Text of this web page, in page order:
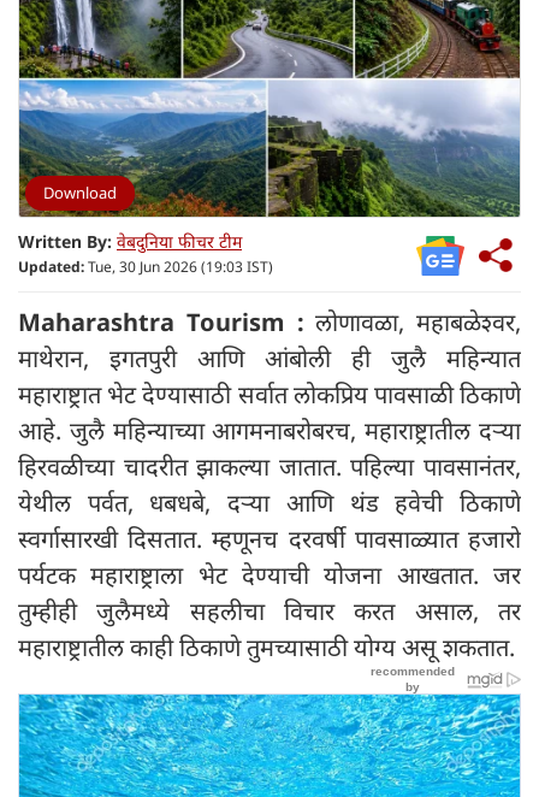
Download
Written By: वेबदुनिया फीचर टीम
Updated:Tue, 30 Jun 2026 (19:03 IST)
Maharashtra Tourism :लोणावळा, महाबळेश्वर,
माथेरान, इगतपुरी आणि आंबोली ही जुलै महिन्यात
महाराष्ट्रात भेट देण्यासाठी सर्वात लोकप्रिय पावसाळी ठिकाणे
आहे. जुलै महिन्याच्या आगमनाबरोबरच, महाराष्ट्रातील दऱ्या
हिरवळीच्या चादरीत झाकल्या जातात. पहिल्या पावसानंतर,
येथील पर्वत, धबधबे, दऱ्या आणि थंड हवेची ठिकाणे
स्वर्गासारखी दिसतात. म्हणूनच दरवर्षी पावसाळ्यात हजारो
पर्यटक महाराष्ट्राला भेट देण्याची योजना आखतात. जर
तुम्हीही जुलैमध्ये सहलीचा विचार करत असाल, तर
महाराष्ट्रातील काही ठिकाणे तुमच्यासाठी योग्य असू शकतात.